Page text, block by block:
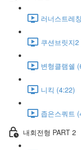
러너스트레
쿠션브릿지
변형클램쉘
니킥 (4:22)
좁은스쿼트
내회전형 PART 2